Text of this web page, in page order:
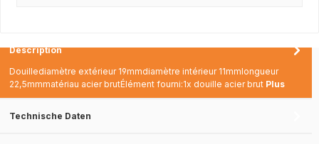
Description
Douillediamètre extérieur 19mmdiamètre intérieur 11mmlongueur
22,5mmmatériau acier brutÉlément fourni:1x douille acier brut Plus
Technische Daten